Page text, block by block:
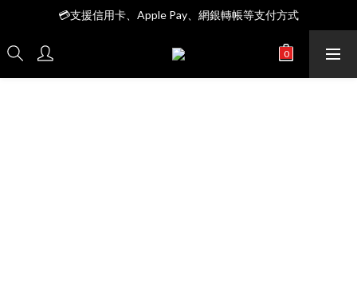
全館＄3999 7-11店到店免運費
💳支援信用卡、Apple Pay、網銀轉帳等支付方式
全館＄3999 7-11店到店免運費